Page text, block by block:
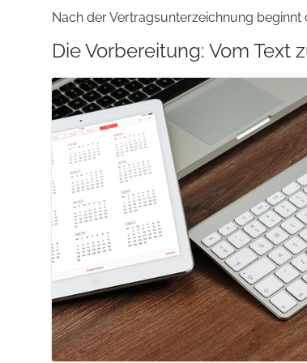
Nach der Vertrags­unterzeichnung beginnt
Die Vorbereitung: Vom Text